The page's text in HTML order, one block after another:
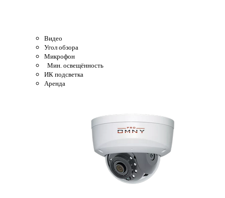
Видео
Угол обзора
Микрофон
Мин. освещённость
ИК подсветка
Аренда